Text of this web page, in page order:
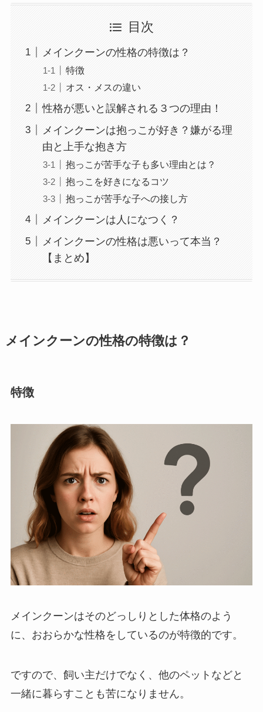
目次
メインクーンの性格の特徴は？
特徴
オス・メスの違い
性格が悪いと誤解される３つの理由！
メインクーンは抱っこが好き？嫌がる理
由と上手な抱き方
抱っこが苦手な子も多い理由とは？
抱っこを好きになるコツ
抱っこが苦手な子への接し方
メインクーンは人になつく？
メインクーンの性格は悪いって本当？
【まとめ】
メインクーンの性格の特徴は？
特徴
メインクーンはそのどっしりとした体格のよう
に、おおらかな性格をしているのが特徴的です。
ですので、飼い主だけでなく、他のペットなどと
一緒に暮らすことも苦になりません。